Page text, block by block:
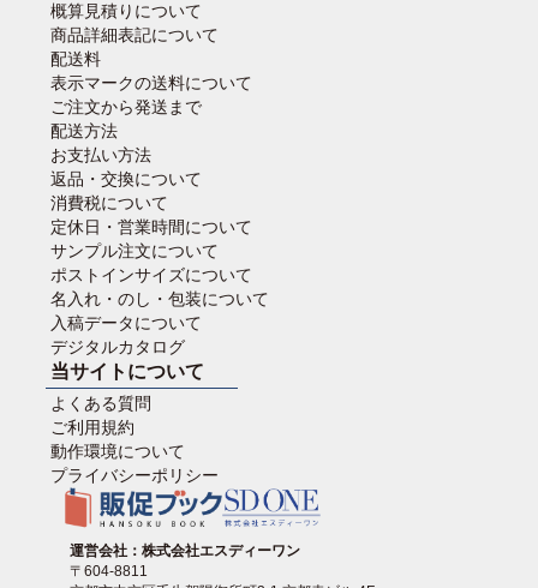
概算見積りについて
商品詳細表記について
配送料
表示マークの送料について
ご注文から発送まで
配送方法
お支払い方法
返品・交換について
消費税について
定休日・営業時間について
サンプル注文について
ポストインサイズについて
名入れ・のし・包装について
入稿データについて
デジタルカタログ
当サイトについて
よくある質問
ご利用規約
動作環境について
プライバシーポリシー
運営会社：株式会社エスディーワン
〒604-8811